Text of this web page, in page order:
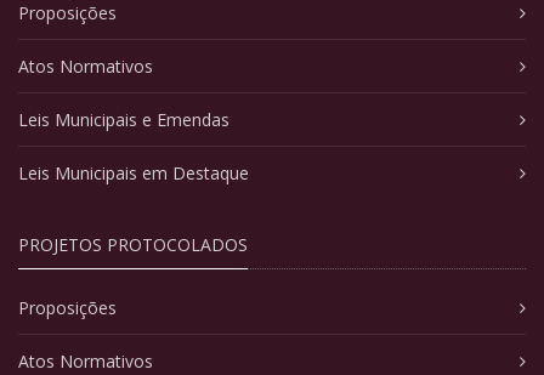
Proposições
Atos Normativos
Leis Municipais e Emendas
Leis Municipais em Destaque
PROJETOS PROTOCOLADOS
Proposições
Atos Normativos